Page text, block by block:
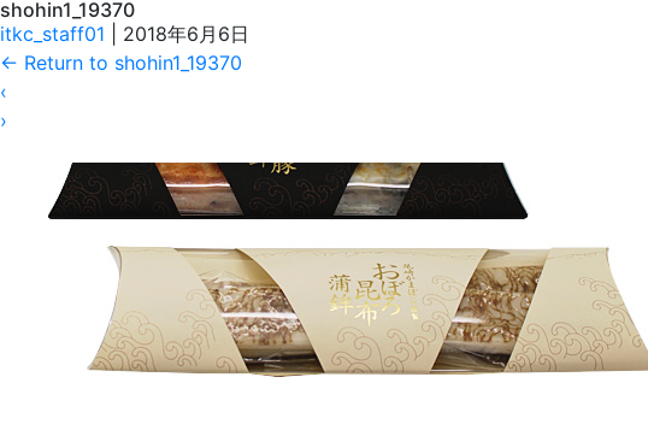
shohin1_19370
itkc_staff01
2018年6月6日
← Return to shohin1_19370
‹
›